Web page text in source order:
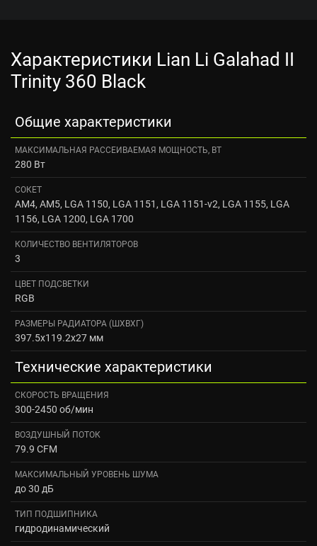
Характеристики Lian Li Galahad II
Trinity 360 Black
Общие характеристики
МАКСИМАЛЬНАЯ РАССЕИВАЕМАЯ МОЩНОСТЬ, ВТ
280 Вт
СОКЕТ
AM4, AM5, LGA 1150, LGA 1151, LGA 1151-v2, LGA 1155, LGA
1156, LGA 1200, LGA 1700
КОЛИЧЕСТВО ВЕНТИЛЯТОРОВ
3
ЦВЕТ ПОДСВЕТКИ
RGB
РАЗМЕРЫ РАДИАТОРА (ШXВXГ)
397.5x119.2x27 мм
Технические характеристики
СКОРОСТЬ ВРАЩЕНИЯ
300-2450 об/мин
ВОЗДУШНЫЙ ПОТОК
79.9 CFM
МАКСИМАЛЬНЫЙ УРОВЕНЬ ШУМА
до 30 дБ
ТИП ПОДШИПНИКА
гидродинамический